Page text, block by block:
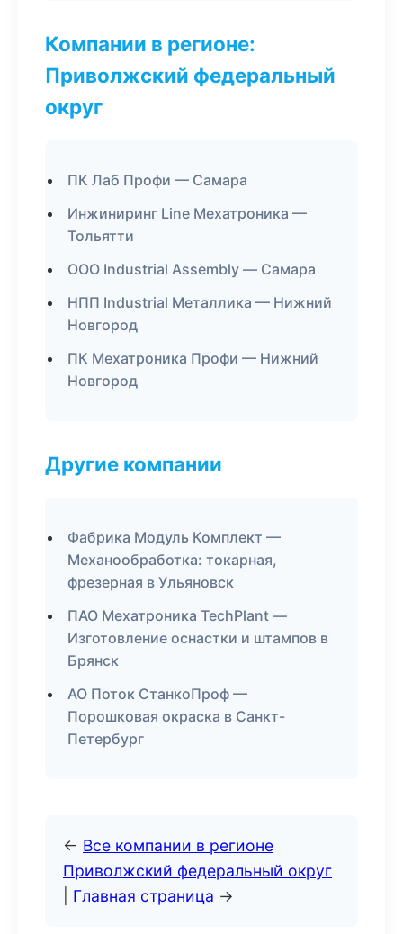
Компании в регионе:
Приволжский федеральный
округ
ПК Лаб Профи — Самара
Инжиниринг Line Мехатроника —
Тольятти
ООО Industrial Assembly — Самара
НПП Industrial Металлика — Нижний
Новгород
ПК Мехатроника Профи — Нижний
Новгород
Другие компании
Фабрика Модуль Комплект —
Механообработка: токарная,
фрезерная в Ульяновск
ПАО Мехатроника TechPlant —
Изготовление оснастки и штампов в
Брянск
АО Поток СтанкоПроф —
Порошковая окраска в Санкт-
Петербург
← Все компании в регионе
Приволжский федеральный округ
Главная страница →